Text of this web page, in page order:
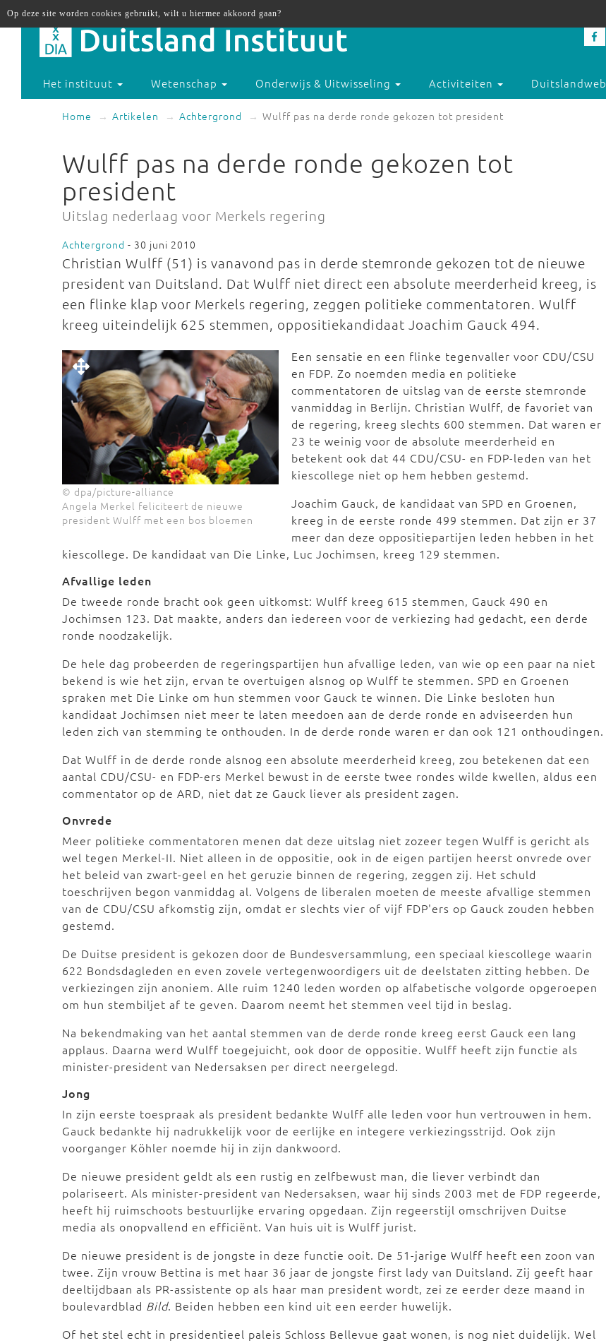
Het instituut Wetenschap Onderwijs & Uitwisseling Activiteiten Duitslandweb
Home Artikelen Achtergrond Wulff pas na derde ronde gekozen tot president
Wulff pas na derde ronde gekozen tot
president
Uitslag nederlaag voor Merkels regering
Achtergrond - 30 juni 2010
Christian Wulff (51) is vanavond pas in derde stemronde gekozen tot de nieuwe
president van Duitsland. Dat Wulff niet direct een absolute meerderheid kreeg, is
een flinke klap voor Merkels regering, zeggen politieke commentatoren. Wulff
kreeg uiteindelijk 625 stemmen, oppositiekandidaat Joachim Gauck 494.
© dpa/picture-alliance
Angela Merkel feliciteert de nieuwe
president Wulff met een bos bloemen
Een sensatie en een flinke tegenvaller voor CDU/CSU
en FDP. Zo noemden media en politieke
commentatoren de uitslag van de eerste stemronde
vanmiddag in Berlijn. Christian Wulff, de favoriet van
de regering, kreeg slechts 600 stemmen. Dat waren er
23 te weinig voor de absolute meerderheid en
betekent ook dat 44 CDU/CSU- en FDP-leden van het
kiescollege niet op hem hebben gestemd.
Joachim Gauck, de kandidaat van SPD en Groenen,
kreeg in de eerste ronde 499 stemmen. Dat zijn er 37
meer dan deze oppositiepartijen leden hebben in het
kiescollege. De kandidaat van Die Linke, Luc Jochimsen, kreeg 129 stemmen.
Afvallige leden
De tweede ronde bracht ook geen uitkomst: Wulff kreeg 615 stemmen, Gauck 490 en
Jochimsen 123. Dat maakte, anders dan iedereen voor de verkiezing had gedacht, een derde
ronde noodzakelijk.
De hele dag probeerden de regeringspartijen hun afvallige leden, van wie op een paar na niet
bekend is wie het zijn, ervan te overtuigen alsnog op Wulff te stemmen. SPD en Groenen
spraken met Die Linke om hun stemmen voor Gauck te winnen. Die Linke besloten hun
kandidaat Jochimsen niet meer te laten meedoen aan de derde ronde en adviseerden hun
leden zich van stemming te onthouden. In de derde ronde waren er dan ook 121 onthoudingen.
Dat Wulff in de derde ronde alsnog een absolute meerderheid kreeg, zou betekenen dat een
aantal CDU/CSU- en FDP-ers Merkel bewust in de eerste twee rondes wilde kwellen, aldus een
commentator op de ARD, niet dat ze Gauck liever als president zagen.
Onvrede
Meer politieke commentatoren menen dat deze uitslag niet zozeer tegen Wulff is gericht als
wel tegen Merkel-II. Niet alleen in de oppositie, ook in de eigen partijen heerst onvrede over
het beleid van zwart-geel en het geruzie binnen de regering, zeggen zij. Het schuld
toeschrijven begon vanmiddag al. Volgens de liberalen moeten de meeste afvallige stemmen
van de CDU/CSU afkomstig zijn, omdat er slechts vier of vijf FDP'ers op Gauck zouden hebben
gestemd.
De Duitse president is gekozen door de Bundesversammlung, een speciaal kiescollege waarin
622 Bondsdagleden en even zovele vertegenwoordigers uit de deelstaten zitting hebben. De
verkiezingen zijn anoniem. Alle ruim 1240 leden worden op alfabetische volgorde opgeroepen
om hun stembiljet af te geven. Daarom neemt het stemmen veel tijd in beslag.
Na bekendmaking van het aantal stemmen van de derde ronde kreeg eerst Gauck een lang
applaus. Daarna werd Wulff toegejuicht, ook door de oppositie. Wulff heeft zijn functie als
minister-president van Nedersaksen per direct neergelegd.
Jong
In zijn eerste toespraak als president bedankte Wulff alle leden voor hun vertrouwen in hem.
Gauck bedankte hij nadrukkelijk voor de eerlijke en integere verkiezingsstrijd. Ook zijn
voorganger Köhler noemde hij in zijn dankwoord.
De nieuwe president geldt als een rustig en zelfbewust man, die liever verbindt dan
polariseert. Als minister-president van Nedersaksen, waar hij sinds 2003 met de FDP regeerde,
heeft hij ruimschoots bestuurlijke ervaring opgedaan. Zijn regeerstijl omschrijven Duitse
media als onopvallend en efficiënt. Van huis uit is Wulff jurist.
De nieuwe president is de jongste in deze functie ooit. De 51-jarige Wulff heeft een zoon van
twee. Zijn vrouw Bettina is met haar 36 jaar de jongste first lady van Duitsland. Zij geeft haar
deeltijdbaan als PR-assistente op als haar man president wordt, zei ze eerder deze maand in
boulevardblad Bild. Beiden hebben een kind uit een eerder huwelijk.
Of het stel echt in presidentieel paleis Schloss Bellevue gaat wonen, is nog niet duidelijk. Wel
Op deze site worden cookies gebruikt, wilt u hiermee akkoord gaan?